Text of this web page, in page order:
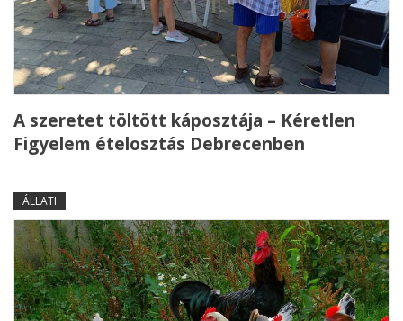
A szeretet töltött káposztája – Kéretlen
Figyelem ételosztás Debrecenben
ÁLLATI